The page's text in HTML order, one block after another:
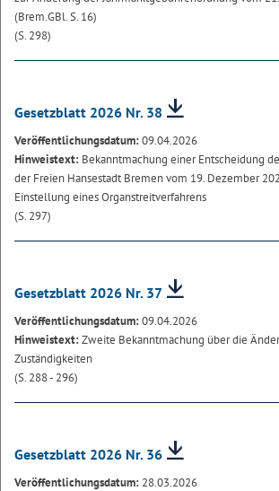
(Brem.GBl. S. 16)
(S. 298)
Gesetzblatt 2026 Nr. 38
Veröffentlichungsdatum:09.04.2026
Hinweistext: Bekanntmachung einer Entscheidung
der Freien Hansestadt Bremen vom 19. Dezember
Einstellung eines Organstreitverfahrens
(S. 297)
Gesetzblatt 2026 Nr. 37
Veröffentlichungsdatum:09.04.2026
Hinweistext:Zweite Bekanntmachung über die
Zuständigkeiten
(S. 288 - 296)
Gesetzblatt 2026 Nr. 36
Veröffentlichungsdatum: 28.03.2026